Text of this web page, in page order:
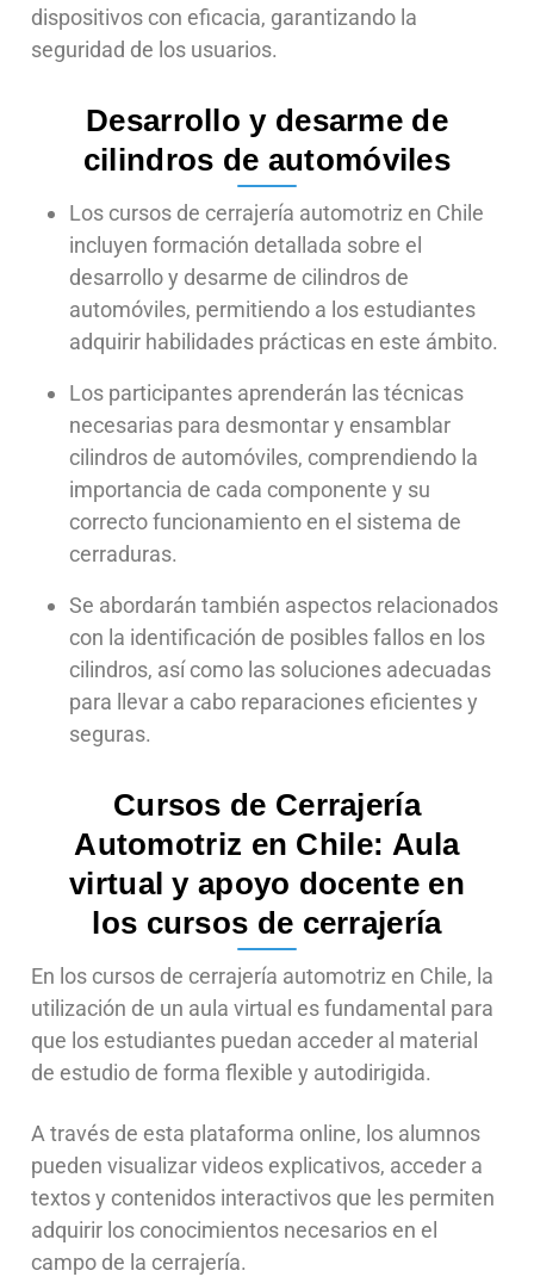
dispositivos con eficacia, garantizando la
seguridad de los usuarios.
Desarrollo y desarme de
cilindros de automóviles
Los cursos de cerrajería automotriz en Chile
incluyen formación detallada sobre el
desarrollo y desarme de cilindros de
automóviles, permitiendo a los estudiantes
adquirir habilidades prácticas en este ámbito.
Los participantes aprenderán las técnicas
necesarias para desmontar y ensamblar
cilindros de automóviles, comprendiendo la
importancia de cada componente y su
correcto funcionamiento en el sistema de
cerraduras.
Se abordarán también aspectos relacionados
con la identificación de posibles fallos en los
cilindros, así como las soluciones adecuadas
para llevar a cabo reparaciones eficientes y
seguras.
Cursos de Cerrajería
Automotriz en Chile: Aula
virtual y apoyo docente en
los cursos de cerrajería
En los cursos de cerrajería automotriz en Chile, la
utilización de un aula virtual es fundamental para
que los estudiantes puedan acceder al material
de estudio de forma flexible y autodirigida.
A través de esta plataforma online, los alumnos
pueden visualizar videos explicativos, acceder a
textos y contenidos interactivos que les permiten
adquirir los conocimientos necesarios en el
campo de la cerrajería.